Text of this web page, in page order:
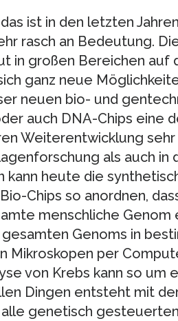
ist in den letzten
rasch an Bedeutung.
in großen Bereichen auf
ganz neue
neuen bio- und
auch DNA-Chips eine
Weiterentwicklung sehr
als auch in
kann heute die
Chips so anordnen,
menschliche Genom
Genoms in
Mikroskopen per
von Krebs kann so um
Dingen entsteht mit
genetisch gesteuerten